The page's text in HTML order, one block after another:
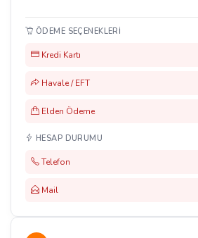
ÖDEME SEÇENEKLERI
Kredi Kartı
Havale / EFT
Elden Ödeme
HESAP DURUMU
Telefon
Mail